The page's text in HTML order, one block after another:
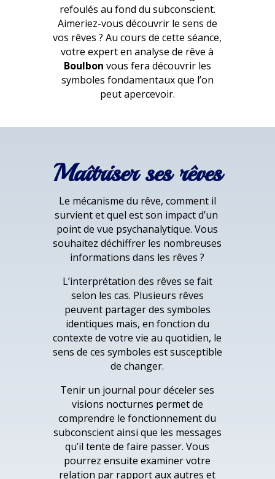
refoulés au fond du subconscient.
Aimeriez-vous découvrir le sens de
vos rêves ? Au cours de cette séance,
votre expert en analyse de rêve à
Boulbon vous fera découvrir les
symboles fondamentaux que l’on
peut apercevoir.
Maîtriser ses rêves
Le mécanisme du rêve, comment il
survient et quel est son impact d’un
point de vue psychanalytique. Vous
souhaitez déchiffrer les nombreuses
informations dans les rêves ?
L’interprétation des rêves se fait
selon les cas. Plusieurs rêves
peuvent partager des symboles
identiques mais, en fonction du
contexte de votre vie au quotidien, le
sens de ces symboles est susceptible
de changer.
Tenir un journal pour déceler ses
visions nocturnes permet de
comprendre le fonctionnement du
subconscient ainsi que les messages
qu’il tente de faire passer. Vous
pourrez ensuite examiner votre
relation par rapport aux autres et